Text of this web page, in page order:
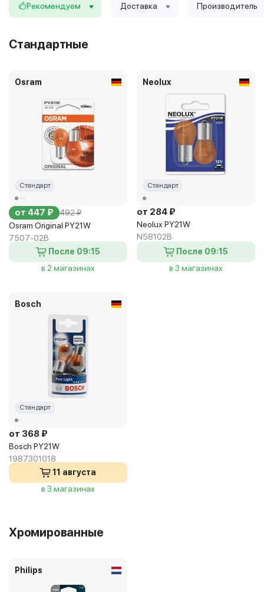
Рекомендуем Доставка Производитель
Стандартные
Osram
Стандарт
от 447 ₽ 492 ₽
Osram Original PY21W
7507-02B
После 09:15
в 2 магазинах
Neolux
Стандарт
от 284 ₽
Neolux PY21W
N58102B
После 09:15
в 3 магазинах
Bosch
Стандарт
от 368 ₽
Bosch PY21W
1987301018
11 августа
в 3 магазинах
Хромированные
Philips